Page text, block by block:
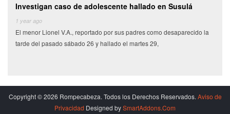
Investigan caso de adolescente hallado en Susulá
1 year ago
El menor Lionel V.A., reportado por sus padres como desaparecido la
tarde del pasado sábado 26 y hallado el martes 29,
Copyright © 2026 Rompecabeza. Todos los Derechos Reservados. Aviso de
Privacidad Designed bySmartAddons.Com